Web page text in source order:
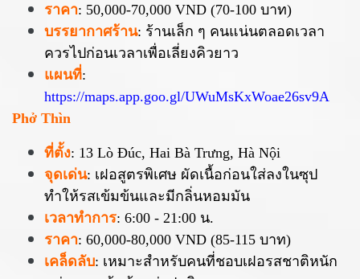
ราคา: 50,000-70,000 VND (70-100 บาท)
บรรยากาศร้าน: ร้านเล็ก ๆ คนแน่นตลอดเวลา
ควรไปก่อนเวลาเพื่อเลี่ยงคิวยาว
แผนที่:
https://maps.app.goo.gl/UWuMsKxWoae26sv9A
Phở Thìn
ที่ตั้ง: 13 Lò Đúc, Hai Bà Trưng, Hà Nội
จุดเด่น: เฝอสูตรพิเศษ ผัดเนื้อก่อนใส่ลงในซุป
ทำให้รสเข้มข้นและมีกลิ่นหอมมัน
เวลาทำการ: 6:00 - 21:00 น.
ราคา: 60,000-80,000 VND (85-115 บาท)
เคล็ดลับ: เหมาะสำหรับคนที่ชอบเฝอรสชาติหนัก